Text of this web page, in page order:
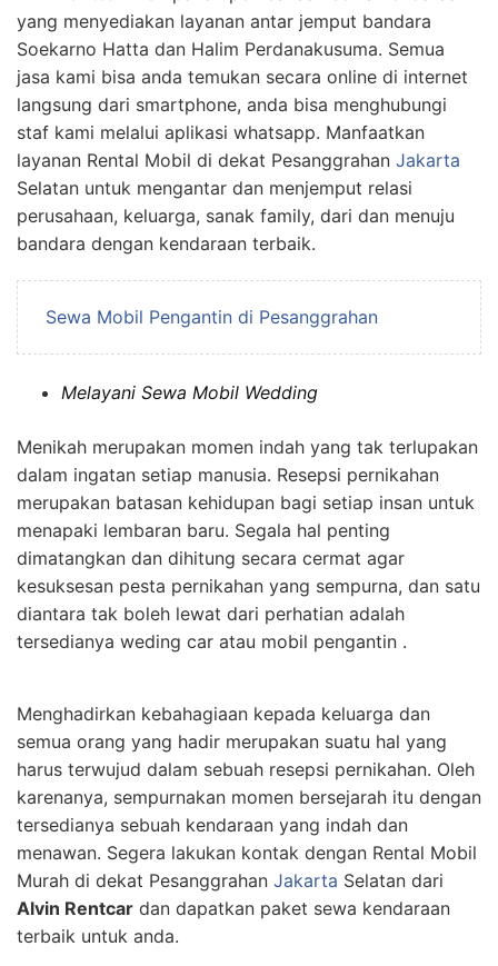
yang menyediakan layanan antar jemput bandara
Soekarno Hatta dan Halim Perdanakusuma. Semua
jasa kami bisa anda temukan secara online di internet
langsung dari smartphone, anda bisa menghubungi
staf kami melalui aplikasi whatsapp. Manfaatkan
layanan Rental Mobil di dekat Pesanggrahan Jakarta
Selatan untuk mengantar dan menjemput relasi
perusahaan, keluarga, sanak family, dari dan menuju
bandara dengan kendaraan terbaik.
Sewa Mobil Pengantin di Pesanggrahan
Melayani Sewa Mobil Wedding
Menikah merupakan momen indah yang tak terlupakan
dalam ingatan setiap manusia. Resepsi pernikahan
merupakan batasan kehidupan bagi setiap insan untuk
menapaki lembaran baru. Segala hal penting
dimatangkan dan dihitung secara cermat agar
kesuksesan pesta pernikahan yang sempurna, dan satu
diantara tak boleh lewat dari perhatian adalah
tersedianya weding car atau mobil pengantin .
Menghadirkan kebahagiaan kepada keluarga dan
semua orang yang hadir merupakan suatu hal yang
harus terwujud dalam sebuah resepsi pernikahan. Oleh
karenanya, sempurnakan momen bersejarah itu dengan
tersedianya sebuah kendaraan yang indah dan
menawan. Segera lakukan kontak dengan Rental Mobil
Murah di dekat Pesanggrahan Jakarta Selatan dari
Alvin Rentcar dan dapatkan paket sewa kendaraan
terbaik untuk anda.